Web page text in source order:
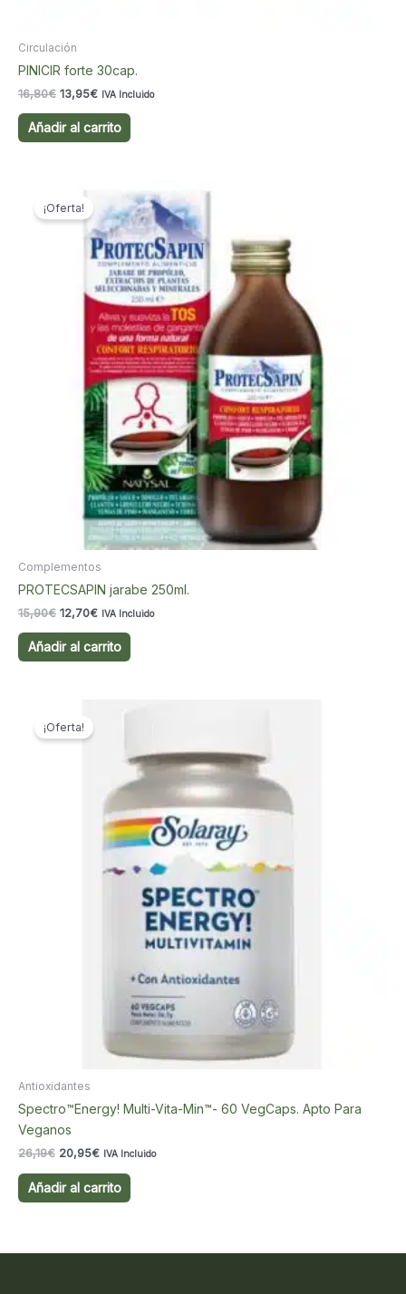
Circulación
PINICIR forte 30cap.
16,80€ El
original
era:
13,95€El
actual
es:
IVA Incluido
Añadir al carrito
¡Oferta!
Complementos
PROTECSAPIN jarabe 250ml.
15,90€ El
original
era:
12,70€El
actual
es:
IVA Incluido
Añadir al carrito
¡Oferta!
Antioxidantes
Spectro™Energy! Multi-Vita-Min™- 60 VegCaps. Apto Para
Veganos
26,19€ El
original
era:
20,95€El
actual
es:
IVA Incluido
Añadir al carrito